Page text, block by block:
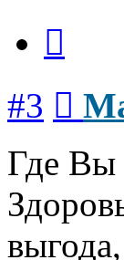
#3
Где Вы